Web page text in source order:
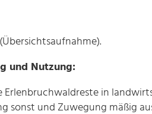
und Nutzung:
Erlenbruchwaldreste in
sonst und Zuwegung mäßig